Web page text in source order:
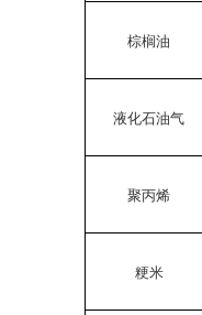
棕榈油
液化石油气
聚丙烯
粳米